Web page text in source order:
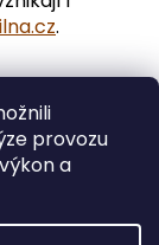
provozu
a
.